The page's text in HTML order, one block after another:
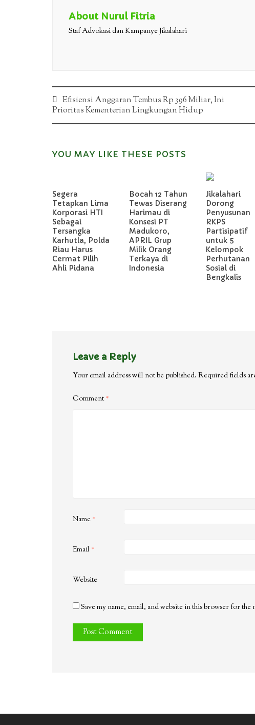
About Nurul Fitria
Staf Advokasi dan Kampanye Jikalahari
Post
navigation
Efisiensi Anggaran Tembus Rp 396 Miliar, Ini
Prioritas Kementerian Lingkungan Hidup
YOU MAY LIKE THESE POSTS
Segera
Tetapkan Lima
Korporasi HTI
Sebagai
Tersangka
Karhutla, Polda
Riau Harus
Cermat Pilih
Ahli Pidana
Bocah 12 Tahun
Tewas Diserang
Harimau di
Konsesi PT
Madukoro,
APRIL Grup
Milik Orang
Terkaya di
Indonesia
Jikalahari
Dorong
Penyusunan
RKPS
Partisipatif
untuk 5
Kelompok
Perhutanan
Sosial di
Bengkalis
Leave a Reply
Your email address will not be published. Required fields
Comment*
Name *
Email *
Website
Save my name, email, and website in this browser for